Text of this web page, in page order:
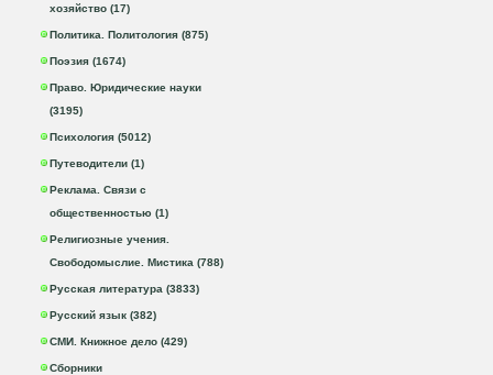
хозяйство (17)
Политика. Политология (875)
Поэзия (1674)
Право. Юридические науки
(3195)
Психология (5012)
Путеводители (1)
Реклама. Связи с
общественностью (1)
Религиозные учения.
Свободомыслие. Мистика (788)
Русская литература (3833)
Русский язык (382)
СМИ. Книжное дело (429)
Сборники